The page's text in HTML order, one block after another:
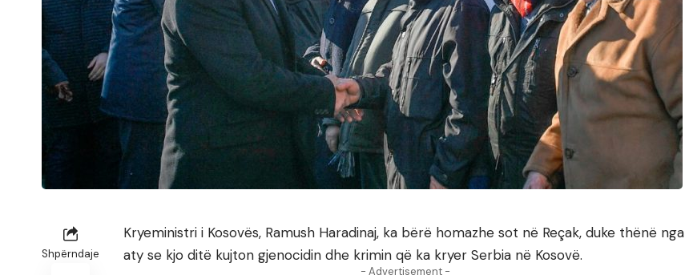
Shpërndaje
Kryeministri i Kosovës, Ramush Haradinaj, ka bërë homazhe sot në Reçak, duke thënë nga
aty se kjo ditë kujton gjenocidin dhe krimin që ka kryer Serbia në Kosovë.
- Advertisement -